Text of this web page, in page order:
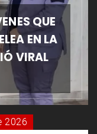
QUE
EN LA
VIRAL
2026